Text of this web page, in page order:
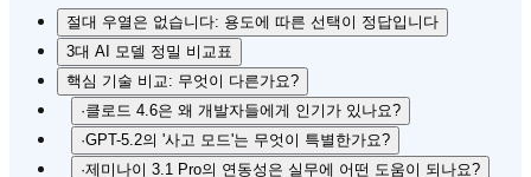
절대 우열은 없습니다: 용도에 따른 선택이 정답입니다
3대 AI 모델 정밀 비교표
핵심 기술 비교: 무엇이 다른가요?
·클로드 4.6은 왜 개발자들에게 인기가 있나요?
·GPT-5.2의 '사고 모드'는 무엇이 특별한가요?
·제미나이 3.1 Pro의 연동성은 실무에 어떤 도움이 되나요?